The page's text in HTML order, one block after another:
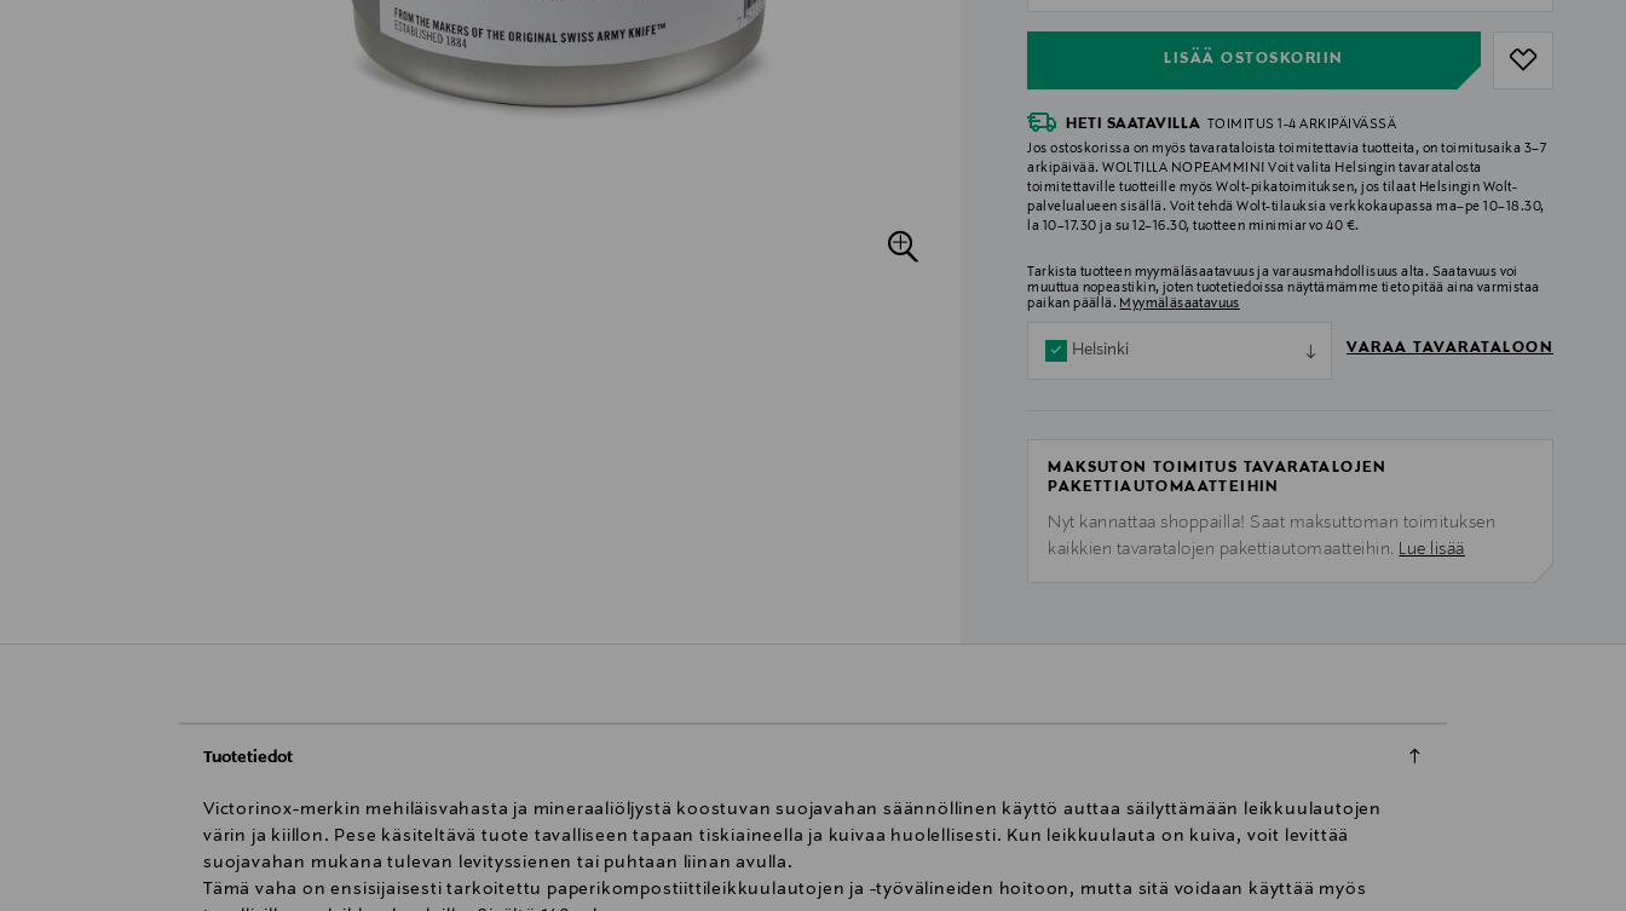
LISÄÄ OSTOSKORIIN
HETI SAATAVILLA TOIMITUS 1-4 ARKIPÄIVÄSSÄ
Jos ostoskorissa on myös tavarataloista toimitettavia tuotteita, on toimitusaika 3–7
arkipäivää. WOLTILLA NOPEAMMIN! Voit valita Helsingin tavaratalosta
toimitettaville tuotteille myös Wolt-pikatoimituksen, jos tilaat Helsingin Wolt-
palvelualueen sisällä. Voit tehdä Wolt-tilauksia verkkokaupassa ma–pe 10–18.30,
la 10–17.30 ja su 12–16.30, tuotteen minimiarvo 40 €.
Tarkista tuotteen myymäläsaatavuus ja varausmahdollisuus alta. Saatavuus voi
muuttua nopeastikin, joten tuotetiedoissa näyttämämme tieto pitää aina varmistaa
paikan päällä. Myymäläsaatavuus
Helsinki VARAA TAVARATALOON
MAKSUTON TOIMITUS TAVARATALOJEN
PAKETTIAUTOMAATTEIHIN
Nyt kannattaa shoppailla! Saat maksuttoman toimituksen
kaikkien tavaratalojen pakettiautomaatteihin. Lue lisää
Tuotetiedot
Victorinox-merkin mehiläisvahasta ja mineraaliöljystä koostuvan suojavahan säännöllinen käyttö auttaa säilyttämään leikkuulautojen
värin ja kiillon. Pese käsiteltävä tuote tavalliseen tapaan tiskiaineella ja kuivaa huolellisesti. Kun leikkuulauta on kuiva, voit levittää
suojavahan mukana tulevan levityssienen tai puhtaan liinan avulla.
Tämä vaha on ensisijaisesti tarkoitettu paperikompostiittileikkuulautojen ja -työvälineiden hoitoon, mutta sitä voidaan käyttää myös